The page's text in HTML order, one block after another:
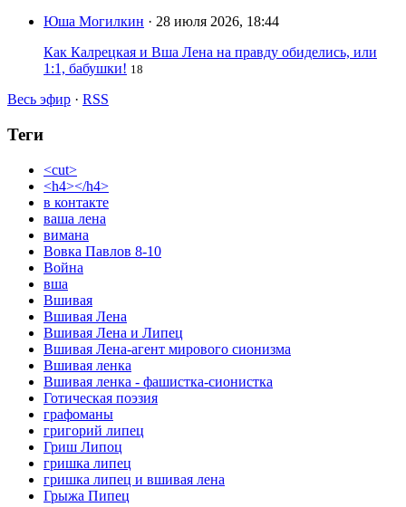
Юша Могилкин · 28 июля 2026, 18:44
Как Калрецкая и Вша Лена на правду обиделись, или
1:1, бабушки! 18
Весь эфир · RSS
Теги
<cut>
<h4></h4>
в контакте
ваша лена
вимана
Вовка Павлов 8-10
Война
вша
Вшивая
Вшивая Лена
Вшивая Лена и Липец
Вшивая Лена-агент мирового сионизма
Вшивая ленка
Вшивая ленка - фашистка-сионистка
Готическая поэзия
графоманы
григорий липец
Гриш Липоц
гришка липец
гришка липец и вшивая лена
Грыжа Пипец